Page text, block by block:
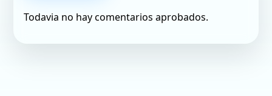
Todavia no hay comentarios aprobados.